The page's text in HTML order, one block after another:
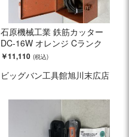
石原機械工業 鉄筋カッター
DC-16W オレンジ Cランク
￥11,110
ビッグバン工具館旭川末広店